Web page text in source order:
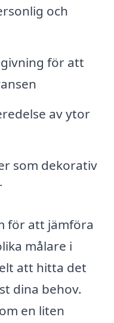
och
för att
av ytor
som dekorativ
för att jämföra
målare i
att hitta det
dina behov.
en liten